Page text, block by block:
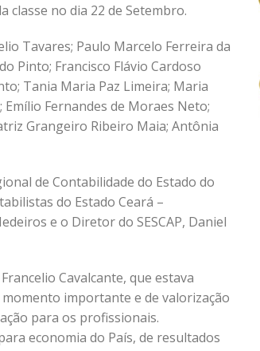
classe no dia 22 de Setembro.
Tavares; Paulo Marcelo Ferreira da
Pinto; Francisco Flávio Cardoso
Tania Maria Paz Limeira; Maria
Fernandes de Moraes Neto;
Grangeiro Ribeiro Maia; Antônia
de Contabilidade do Estado do
do Estado Ceará –
e o Diretor do SESCAP, Daniel
Cavalcante, que estava
importante e de valorização
para os profissionais.
economia do País, de resultados